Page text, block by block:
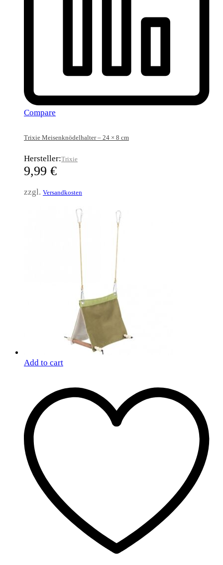
Compare
Trixie Meisenknödelhalter – 24 × 8 cm
Hersteller:Trixie
9,99 €
zzgl. Versandkosten
Add to cart